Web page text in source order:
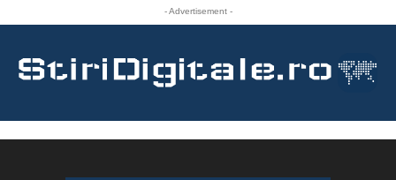
- Advertisement -